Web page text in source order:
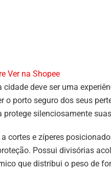
Ver na Shopee
cidade deve ser uma
o porto seguro dos seus
silenciosamente
cortes e zíperes
Possui divisórias
que distribui o peso de